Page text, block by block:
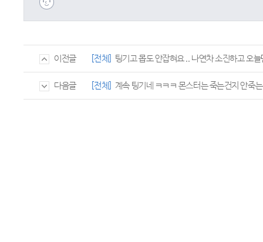
이전글 [전체] 팅기고 몹도 안잡혀요 .. 나연차 소진하고 오
다음글 [전체] 계속 팅기네 ㅋㅋㅋ 몬스터는 죽는건지 안죽